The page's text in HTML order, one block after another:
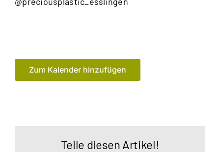
Zum Kalender hinzufügen
Teile diesen Artikel!